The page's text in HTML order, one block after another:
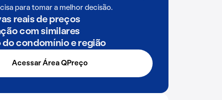
para tomar a melhor decisão.
reais de preços
com similares
do condomínio e região
Acessar Área QPreço